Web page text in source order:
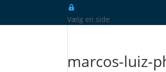
Vælg en side
marcos-luiz-